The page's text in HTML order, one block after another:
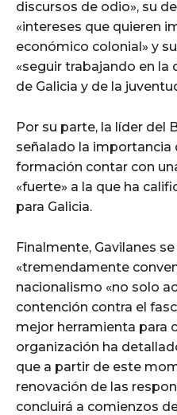
discursos de odio», su
«intereses que quieren
económico colonial» y
«seguir trabajando en la
de Galicia y de la
Por su parte, la líder del
señalado la importancia
formación contar con
«fuerte» a la que ha
para Galicia.
Finalmente, Gavilanes
«tremendamente
nacionalismo «no solo
contención contra el
mejor herramienta para
organización ha
que a partir de este
renovación de las
concluirá a comienzos